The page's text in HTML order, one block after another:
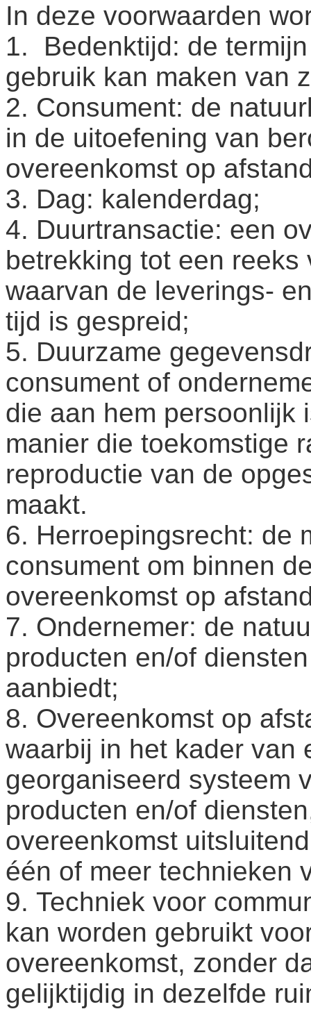
In deze voorwaarden
1. Bedenktijd: de
gebruik kan maken van
2. Consument: de
in de uitoefening van
overeenkomst op
3. Dag: kalenderdag;
4. Duurtransactie: een
betrekking tot een
waarvan de leverings-
tijd is gespreid;
5. Duurzame
consument of
die aan hem persoonlijk
manier die toekomstige
reproductie van de
maakt.
6. Herroepingsrecht: de
consument om binnen
overeenkomst op
7. Ondernemer: de
producten en/of
aanbiedt;
8. Overeenkomst op
waarbij in het kader van
georganiseerd systeem
producten en/of
overeenkomst
één of meer technieken
9. Techniek voor
kan worden gebruikt
overeenkomst, zonder
gelijktijdig in dezelfde